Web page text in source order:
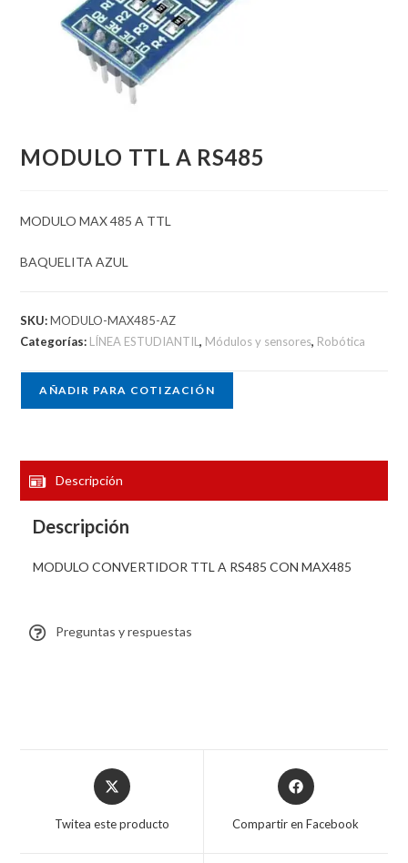
MODULO TTL A RS485
MODULO MAX 485 A TTL
BAQUELITA AZUL
SKU:MODULO-MAX485-AZ
Categorías: LÍNEA ESTUDIANTIL, Módulos y sensores, Robótica
AÑADIR PARA COTIZACIÓN
Descripción
Descripción
MODULO CONVERTIDOR TTL A RS485 CON MAX485
Preguntas y respuestas
Twitea este producto Compartir en Facebook